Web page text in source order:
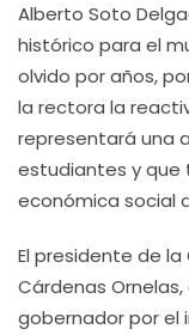
Alberto Soto
histórico para el
olvido por años,
la rectora la
representará una
estudiantes y
económica social
El presidente de
Cárdenas
gobernador por el